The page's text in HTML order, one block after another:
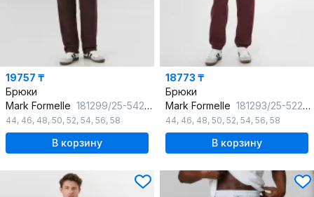
19757 ₸
Брюки
Mark Formelle 181299/25-5425Ц-7(3) кофейное_зерно
44, 46, 48, 50, 52, 54, 56, 58
В корзину
18773 ₸
Брюки
Mark Formelle 181293/25-5220Ц-7П т.шоколад
44, 46, 48, 50, 52, 54, 56, 58
В корзину